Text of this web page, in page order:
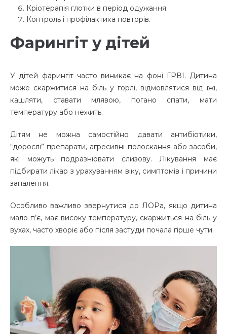
Кріотерапія глотки в період одужання.
Контроль і профілактика повторів.
Фарингіт у дітей
У дітей фарингіт часто виникає на фоні ГРВІ. Дитина
може скаржитися на біль у горлі, відмовлятися від їжі,
кашляти, ставати млявою, погано спати, мати
температуру або нежить.
Дітям не можна самостійно давати антибіотики,
“дорослі” препарати, агресивні полоскання або засоби,
які можуть подразнювати слизову. Лікування має
підбирати лікар з урахуванням віку, симптомів і причини
запалення.
Особливо важливо звернутися до ЛОРа, якщо дитина
мало п’є, має високу температуру, скаржиться на біль у
вухах, часто хворіє або після застуди почала гірше чути.